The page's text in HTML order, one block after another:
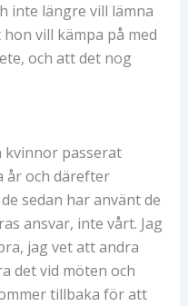
inte längre vill lämna
vill kämpa på med
och att det nog
kvinnor passerat
år och därefter
sedan har använt de
ansvar, inte vårt. Jag
jag vet att andra
det vid möten och
tillbaka för att